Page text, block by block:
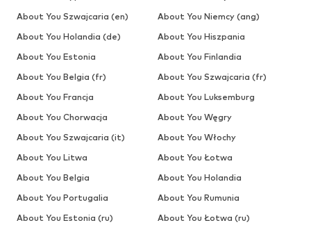
About You Szwajcaria (en)
About You Niemcy (ang)
About You Holandia (de)
About You Hiszpania
About You Estonia
About You Finlandia
About You Belgia (fr)
About You Szwajcaria (fr)
About You Francja
About You Luksemburg
About You Chorwacja
About You Węgry
About You Szwajcaria (it)
About You Włochy
About You Litwa
About You Łotwa
About You Belgia
About You Holandia
About You Portugalia
About You Rumunia
About You Estonia (ru)
About You Łotwa (ru)